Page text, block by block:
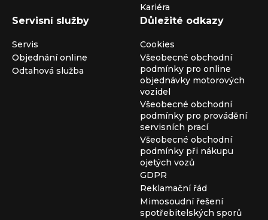
Kariéra
Servisní služby
Servis
Objednání online
Odtahová služba
Důležité odkazy
Cookies
Všeobecné obchodní
podmínky pro online
objednávky motorových
vozidel
Všeobecné obchodní
podmínky pro provádění
servisních prací
Všeobecné obchodní
podmínky při nákupu
ojetých vozů
GDPR
Reklamační řád
Mimosoudní řešení
spotřebitelských sporů